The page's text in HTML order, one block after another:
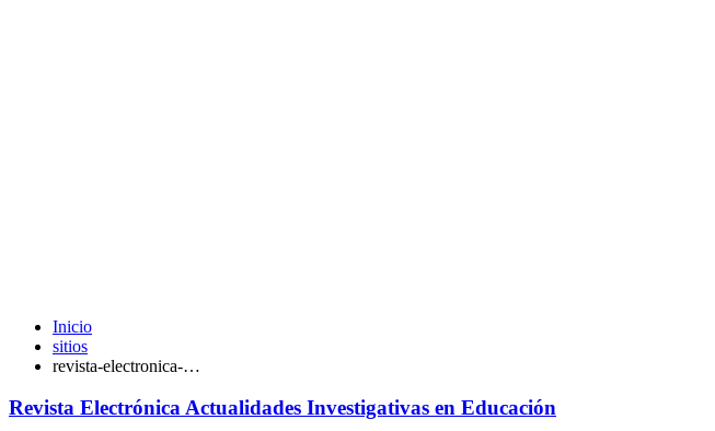
Inicio
sitios
revista-electronica-…
Revista Electrónica Actualidades Investigativas en Educación